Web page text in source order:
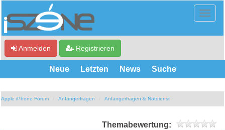
Anmelden Registrieren
Neue Letzten News Suche
Apple iPhone Forum Anfängerfragen Anfängerfragen & Notdienst
Themabewertung: